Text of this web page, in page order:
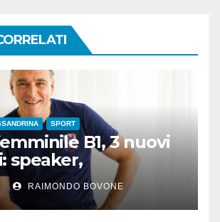
SPORT
B1, 3 nuovi
speaker,
atletico e team
RAIMONDO BOVONE